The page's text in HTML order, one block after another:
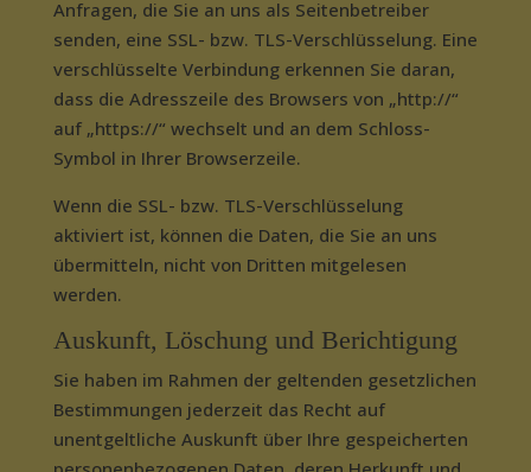
Anfragen, die Sie an uns als Seitenbetreiber
senden, eine SSL- bzw. TLS-Verschlüsselung. Eine
verschlüsselte Verbindung erkennen Sie daran,
dass die Adresszeile des Browsers von „http://“
auf „https://“ wechselt und an dem Schloss-
Symbol in Ihrer Browserzeile.
Wenn die SSL- bzw. TLS-Verschlüsselung
aktiviert ist, können die Daten, die Sie an uns
übermitteln, nicht von Dritten mitgelesen
werden.
Auskunft, Löschung und Berichtigung
Sie haben im Rahmen der geltenden gesetzlichen
Bestimmungen jederzeit das Recht auf
unentgeltliche Auskunft über Ihre gespeicherten